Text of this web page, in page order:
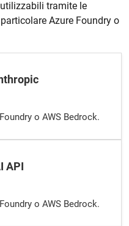
tramite le
Azure Foundry o
o AWS Bedrock.
API
o AWS Bedrock.